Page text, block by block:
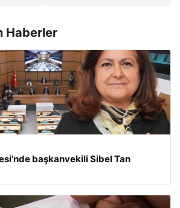
Haberler
başkanvekili Sibel Tan